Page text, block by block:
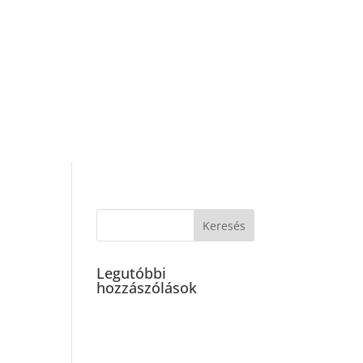
Legutóbbi
hozzászólások